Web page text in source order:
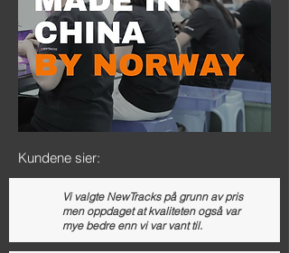
Kundene sier:
Vi valgte NewTracks på grunn av pris
men oppdaget at kvaliteten også var
mye bedre enn vi var vant til.